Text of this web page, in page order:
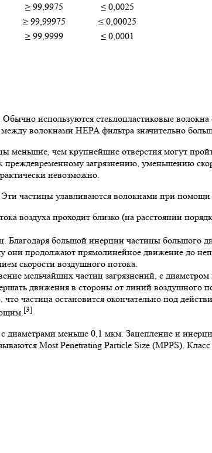
≥ 99,9975
≤ 0,0025
≥ 99,99975
≤ 0,00025
≥ 99,9999 ≤ 0,0001
используются стеклопластиковые
волокнами HEPA фильтра значительно
меньшие, чем крупнейшие отверстия могут
загрязнению, уменьшению
невозможно.
частицы улавливаются волокнами при
воздуха проходит близко (на расстоянии
Благодаря большой инерции частицы большого
продолжают прямолинейное движение до
скорости воздушного потока.
мельчайших частиц загрязнений, с
движения в стороны от линий воздушного
частица остановится окончательно под
[3]
меньше 0,1 мкм. Зацепление и
Most Penetrating Particle Size (MPPS).